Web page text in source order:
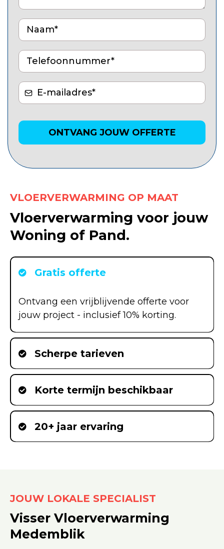
ONTVANG JOUW OFFERTE
VLOERVERWARMING OP MAAT
Vloerverwarming voor jouw
Woning of Pand.
Gratis offerte
Ontvang een vrijblijvende offerte voor
jouw project - inclusief 10% korting.
Scherpe tarieven
Korte termijn beschikbaar
20+ jaar ervaring
JOUW LOKALE SPECIALIST
Visser Vloerverwarming
Medemblik